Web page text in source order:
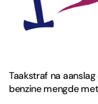
Taakstraf na
benzine mengde